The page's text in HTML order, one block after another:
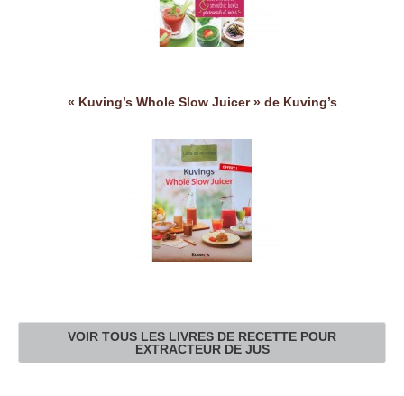
« Kuving’s Whole Slow Juicer » de Kuving’s
VOIR TOUS LES LIVRES DE RECETTE POUR
EXTRACTEUR DE JUS